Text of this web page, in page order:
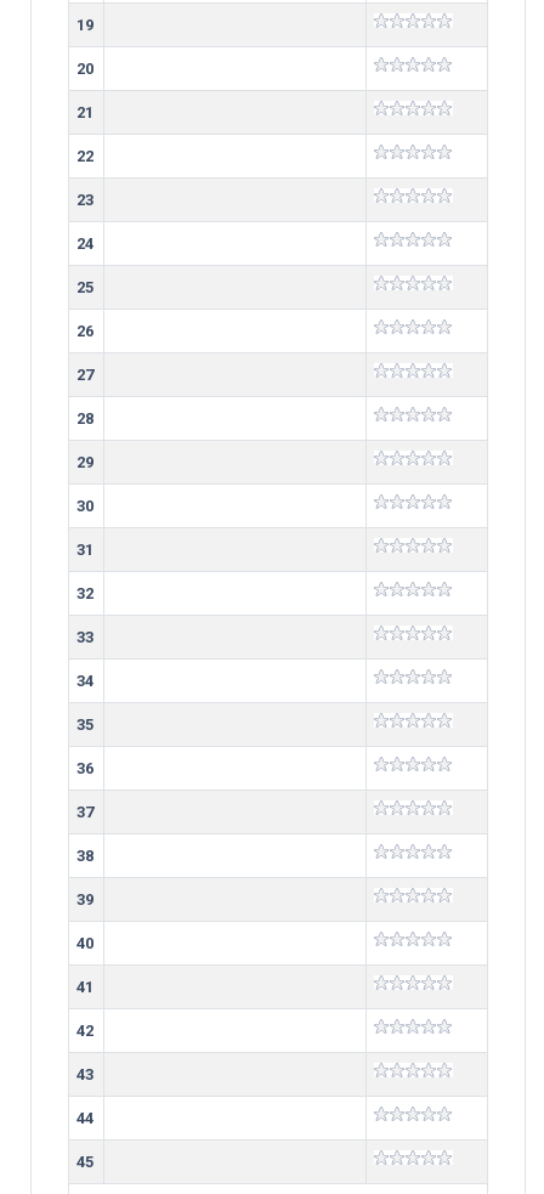
19
20
21
22
23
24
25
26
27
28
29
30
31
32
33
34
35
36
37
38
39
40
41
42
43
44
45